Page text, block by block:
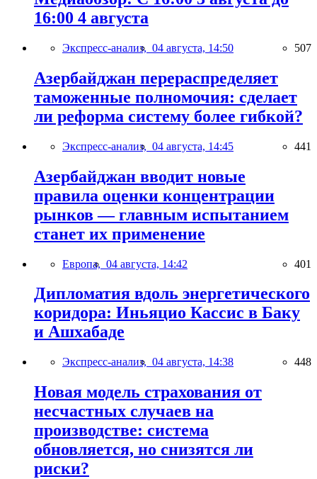
16:00 4 августа
Экспресс-анализ, 04 августа, 14:50 507
Азербайджан перераспределяет
таможенные полномочия: сделает
ли реформа систему более гибкой?
Экспресс-анализ, 04 августа, 14:45 441
Азербайджан вводит новые
правила оценки концентрации
рынков — главным испытанием
станет их применение
Европа, 04 августа, 14:42 401
Дипломатия вдоль энергетического
коридора: Иньяцио Кассис в Баку
и Ашхабаде
Экспресс-анализ, 04 августа, 14:38 448
Новая модель страхования от
несчастных случаев на
производстве: система
обновляется, но снизятся ли
риски?